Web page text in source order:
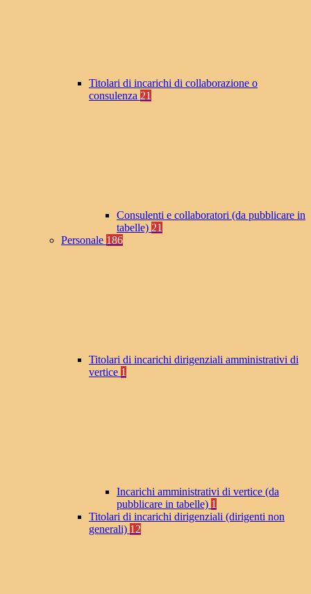
Titolari di incarichi di collaborazione o
consulenza 21
Consulenti e collaboratori (da pubblicare in
tabelle) 21
Personale 186
Titolari di incarichi dirigenziali amministrativi di
vertice 1
Incarichi amministrativi di vertice (da
pubblicare in tabelle) 1
Titolari di incarichi dirigenziali (dirigenti non
generali) 12